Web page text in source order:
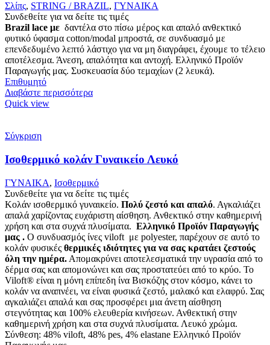
Σλίπς, STRING / BRAZIL, ΓΥΝΑΙΚΑ
Συνδεθείτε για να δείτε τις τιμές
Brazil lace με δαντέλα στο πίσω μέρος και απαλό ανθεκτικό
φυτικό ύφασμα cotton/modal μπροστά, σε συνδυασμό με
επενδεδυμένο λεπτό λάστιχο για να μη διαγράφει, έχουμε το τέλειο
αποτέλεσμα. Άνεση, απαλότητα και αντοχή. Ελληνικό Προϊόν
Παραγωγής μας. Συσκευασία δύο τεμαχίων (2 λευκά).
Επιθυμητό
Διαβάστε περισσότερα
Quick view
Σύγκριση
Ισοθερμικό κολάν Γυναικείο Λευκό
ΓΥΝΑΙΚΑ, Ισοθερμικό
Συνδεθείτε για να δείτε τις τιμές
Κολάν ισοθερμικό γυναικείο. Πολύ ζεστό και απαλό. Αγκαλιάζει
απαλά χαρίζοντας ευχάριστη αίσθηση. Ανθεκτικό στην καθημερινή
χρήση και στα συχνά πλυσίματα. Ελληνικό Προϊόν Παραγωγής
μας . Ο συνδυασμός ίνες viloft με polyester, παρέχουν σε αυτό το
κολάν φυσικές θερμικές ιδιότητες για να σας κρατάει ζεστούς
όλη την ημέρα. Απομακρύνει αποτελεσματικά την υγρασία από το
δέρμα σας και απομονώνει και σας προστατεύει από το κρύο. Το
Viloft® είναι η μόνη επίπεδη ίνα Βισκόζης στον κόσμο, κάνει το
κολάν να αναπνέει, να είναι φυσικά ζεστό, μαλακό και ελαφρύ. Σας
αγκαλιάζει απαλά και σας προσφέρει μια άνετη αίσθηση
στεγνότητας και 100% ελευθερία κινήσεων. Ανθεκτική στην
καθημερινή χρήση και στα συχνά πλυσίματα. Λευκό χρώμα.
Σύνθεση: 48% viloft, 48% pes, 4% elastane Ελληνικό Προϊόν